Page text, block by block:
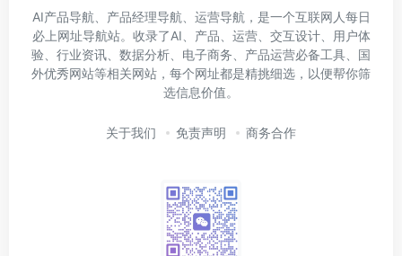
AI产品导航、产品经理导航、运营导航，是一个互联网人每日
必上网址导航站。收录了AI、产品、运营、交互设计、用户体
验、行业资讯、数据分析、电子商务、产品运营必备工具、国
外优秀网站等相关网站，每个网址都是精挑细选，以便帮你筛
选信息价值。
关于我们 免责声明 商务合作